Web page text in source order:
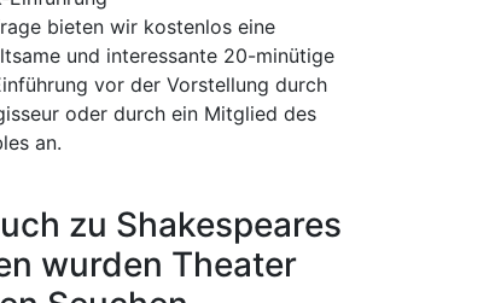
bieten wir kostenlos eine
und interessante 20-minütige
vor der Vorstellung durch
oder durch ein Mitglied des
an.
zu Shakespeares
wurden Theater